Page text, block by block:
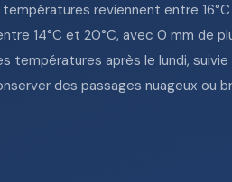
reviennent entre 16°C
14°C et 20°C, avec 0 mm de
températures après le lundi, suivie
des passages nuageux ou